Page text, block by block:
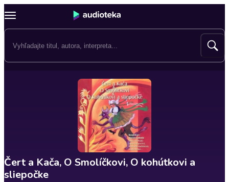
Čert a Kača, O Smolíčkovi, O kohútkovi a
sliepočke